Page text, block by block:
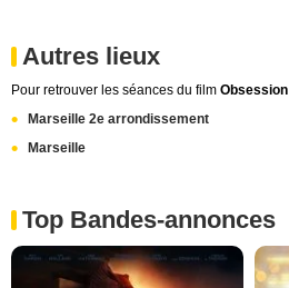
Autres lieux
Pour retrouver les séances du film Obsession
Marseille 2e arrondissement
Marseille
Top Bandes-annonces